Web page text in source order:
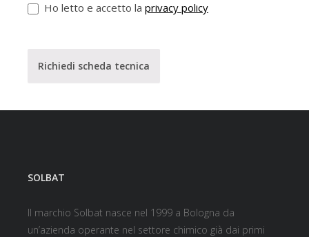
Ho letto e accetto la privacy policy
Richiedi scheda tecnica
SOLBAT
Il marchio Solbat nasce nel 1999 a Bologna da
un’azienda operante nel settore chimico già dai primi